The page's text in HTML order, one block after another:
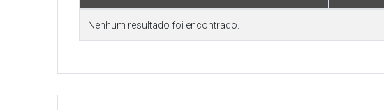
Nenhum resultado foi encontrado.